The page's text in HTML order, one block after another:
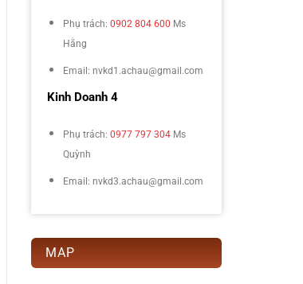
Phụ trách: 0902 804 600 Ms
Hằng
Email: nvkd1.achau@gmail.com
Kinh Doanh 4
Phụ trách: 0977 797 304 Ms
Quỳnh
Email: nvkd3.achau@gmail.com
MAP